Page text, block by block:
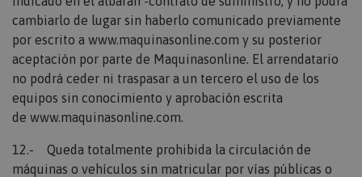
cambiarlo de lugar sin haberlo comunicado previamente
por escrito a www.maquinasonline.com y su posterior
aceptación por parte de Maquinasonline. El arrendatario
no podrá ceder ni traspasar a un tercero el uso de los
equipos sin conocimiento y aprobación escrita
de www.maquinasonline.com.
12.- Queda totalmente prohibida la circulación de
máquinas o vehículos sin matricular por vías públicas o
Cookies de preferencias
Cookies de funcionalidad
Las cookies estrictamente necesarias permiten la
funcionalidad principal del sitio web, como el inicio
de sesión de usuario y la gestión de cuentas. El sitio
web no se puede utilizar correctamente sin las
cookies estrictamente necesarias.
Nombre
Proveedor
Dominio
Vencimiento Descripción
section_data_ids
Adobe Inc.